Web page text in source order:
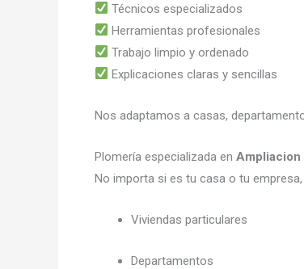
Técnicos especializados
Herramientas profesionales
Trabajo limpio y ordenado
Explicaciones claras y sencillas
Nos adaptamos a casas,
Plomería especializada en Ampliacion
No importa si es tu casa o tu
Viviendas particulares
Departamentos